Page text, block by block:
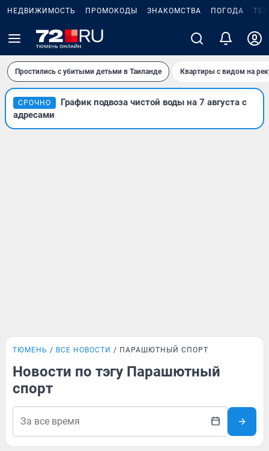
НЕДВИЖИМОСТЬ ПРОМОКОДЫ ЗНАКОМСТВА ПОГОДА
Простились с убитыми детьми в Таиланде Квартиры с видом на
СРОЧНО
График подвоза чистой воды на 7 августа с
адресами
ТЮМЕНЬ ВСЕ НОВОСТИ ПАРАШЮТНЫЙ СПОРТ
Новости по тэгу Парашютный
спорт